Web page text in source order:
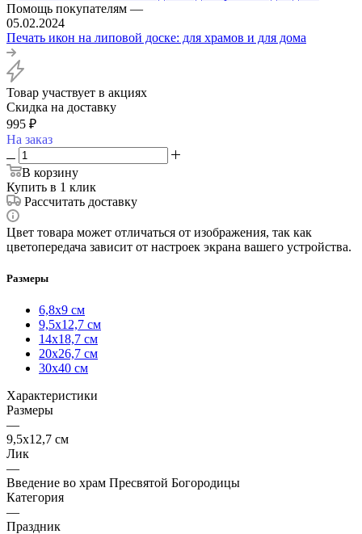
Помощь покупателям —
05.02.2024
Печать икон на липовой доске: для храмов и для дома
Товар участвует в акциях
Скидка на доставку
995 ₽
На заказ
В корзину
Купить в 1 клик
Рассчитать доставку
Цвет товара может отличаться от изображения, так как
цветопередача зависит от настроек экрана вашего устройства.
Размеры
6,8х9 см
9,5х12,7 см
14х18,7 см
20х26,7 см
30х40 см
Характеристики
Размеры
—
9,5х12,7 см
Лик
—
Введение во храм Пресвятой Богородицы
Категория
—
Праздник